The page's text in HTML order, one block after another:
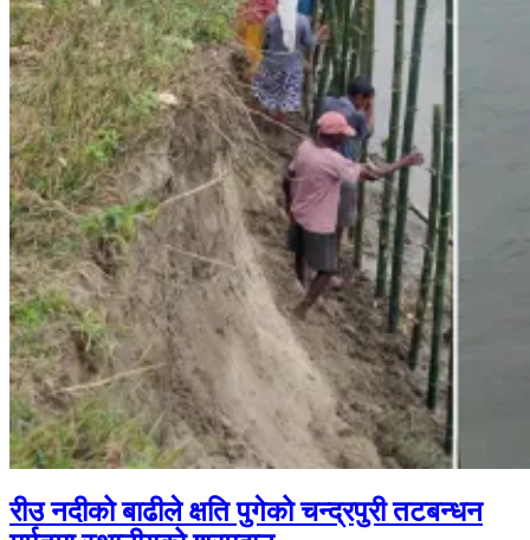
रीउ नदीको बाढीले क्षति पुगेको चन्द्रपुरी तटबन्धन